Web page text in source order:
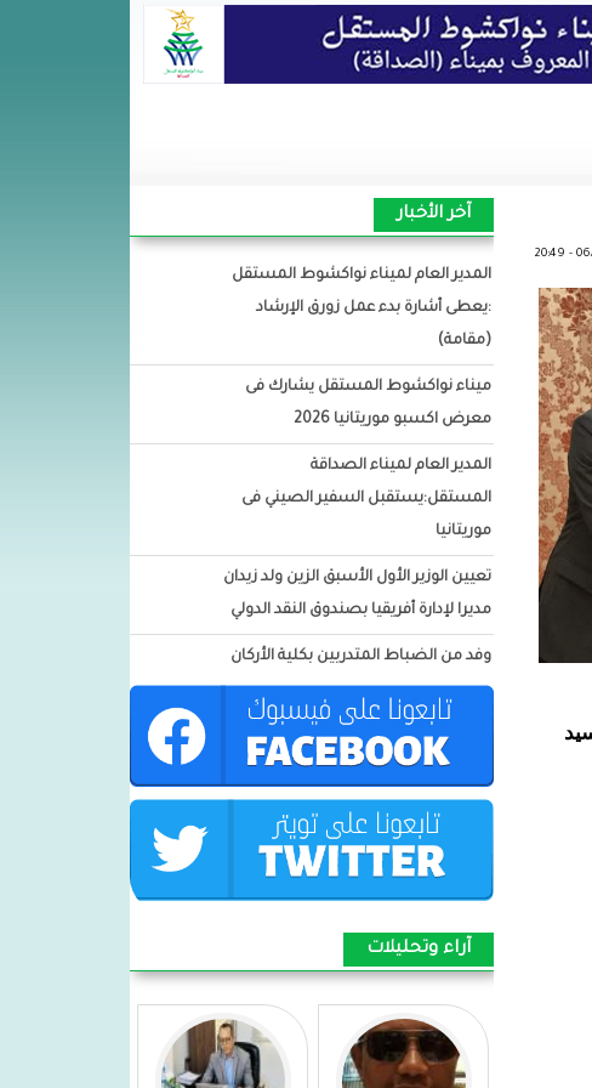
آخر الأخبار
المدير العام لميناء نواكشوط المستقل
:يعطى أشارة بدء عمل زورق الإرشاد
(مقامة)
ميناء نواكشوط المستقل يشارك فى
معرض اكسبو موريتانيا 2026
المدير العام لميناء الصداقة
المستقل:يستقبل السفير الصيني فى
موريتانيا
تعيين الوزير الأول الأسبق الزين ولد زيدان
مديرا لإدارة أفريقيا بصندوق النقد الدولي
وفد من الضباط المتدربين بكلية الأركان
العسكرية: يزور ميناء نواكشوط
المستقل
المدير العام لميناء نواكشوط :يشارك فى
الاجتماع رفبع المستوي لسلطات
الموانئ التابع للدول الأفريقية
الأطلسية(PEAA) بالمغرب
امبارك للسيدة الأولى مريم بنت الداه
وحدة التدخل السريع 1 فى اكجوجت
توشيح العقيد محمود ولد اجدود بأعلى
آراء وتحليلات